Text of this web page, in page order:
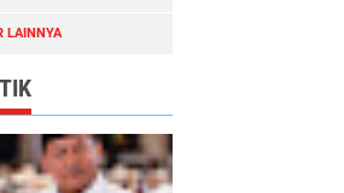
LAINNYA